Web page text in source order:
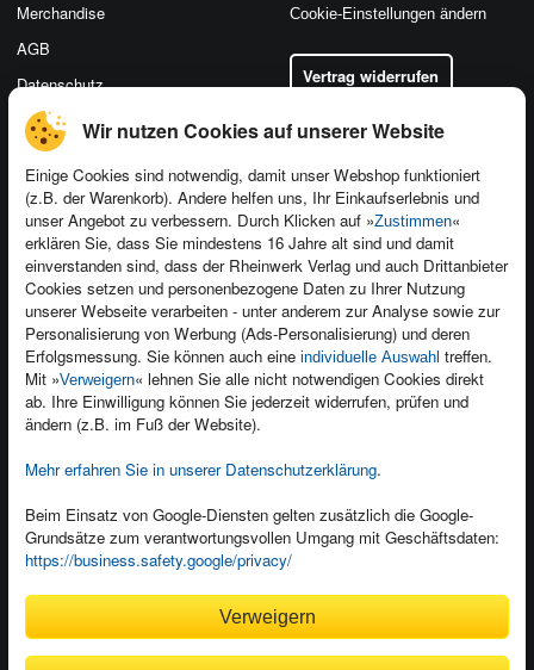
Wir nutzen Cookies auf unserer Website
Einige Cookies sind notwendig, damit unser Webshop funktioniert
(z.B. der Warenkorb). Andere helfen uns, Ihr Einkaufserlebnis und
unser Angebot zu verbessern. Durch Klicken auf »Zustimmen«
erklären Sie, dass Sie mindestens 16 Jahre alt sind und damit
einverstanden sind, dass der Rheinwerk Verlag und auch Drittanbieter
Cookies setzen und personenbezogene Daten zu Ihrer Nutzung
unserer Webseite verarbeiten - unter anderem zur Analyse sowie zur
Personalisierung von Werbung (Ads-Personalisierung) und deren
Erfolgsmessung. Sie können auch eine individuelle Auswahl treffen.
Mit »Verweigern« lehnen Sie alle nicht notwendigen Cookies direkt
ab. Ihre Einwilligung können Sie jederzeit widerrufen, prüfen und
ändern (z.B. im Fuß der Website).
Mehr erfahren Sie in unserer Datenschutzerklärung.
Beim Einsatz von Google-Diensten gelten zusätzlich die Google-
Grundsätze zum verantwortungsvollen Umgang mit Geschäftsdaten:
https://business.safety.google/privacy/
Verweigern
Kontakt
Newsletter
Für Unternehmen
Presseservice
Dozentenservice
Produktfeedback
Foreign Rights
Ein Buch schreiben
Merchandise
AGB
Datenschutz
Cookie-Einstellungen ändern
Vertrag widerrufen
Kundenservice
Wir sind gerne für Sie da!
service@rheinwerk-verlag.de